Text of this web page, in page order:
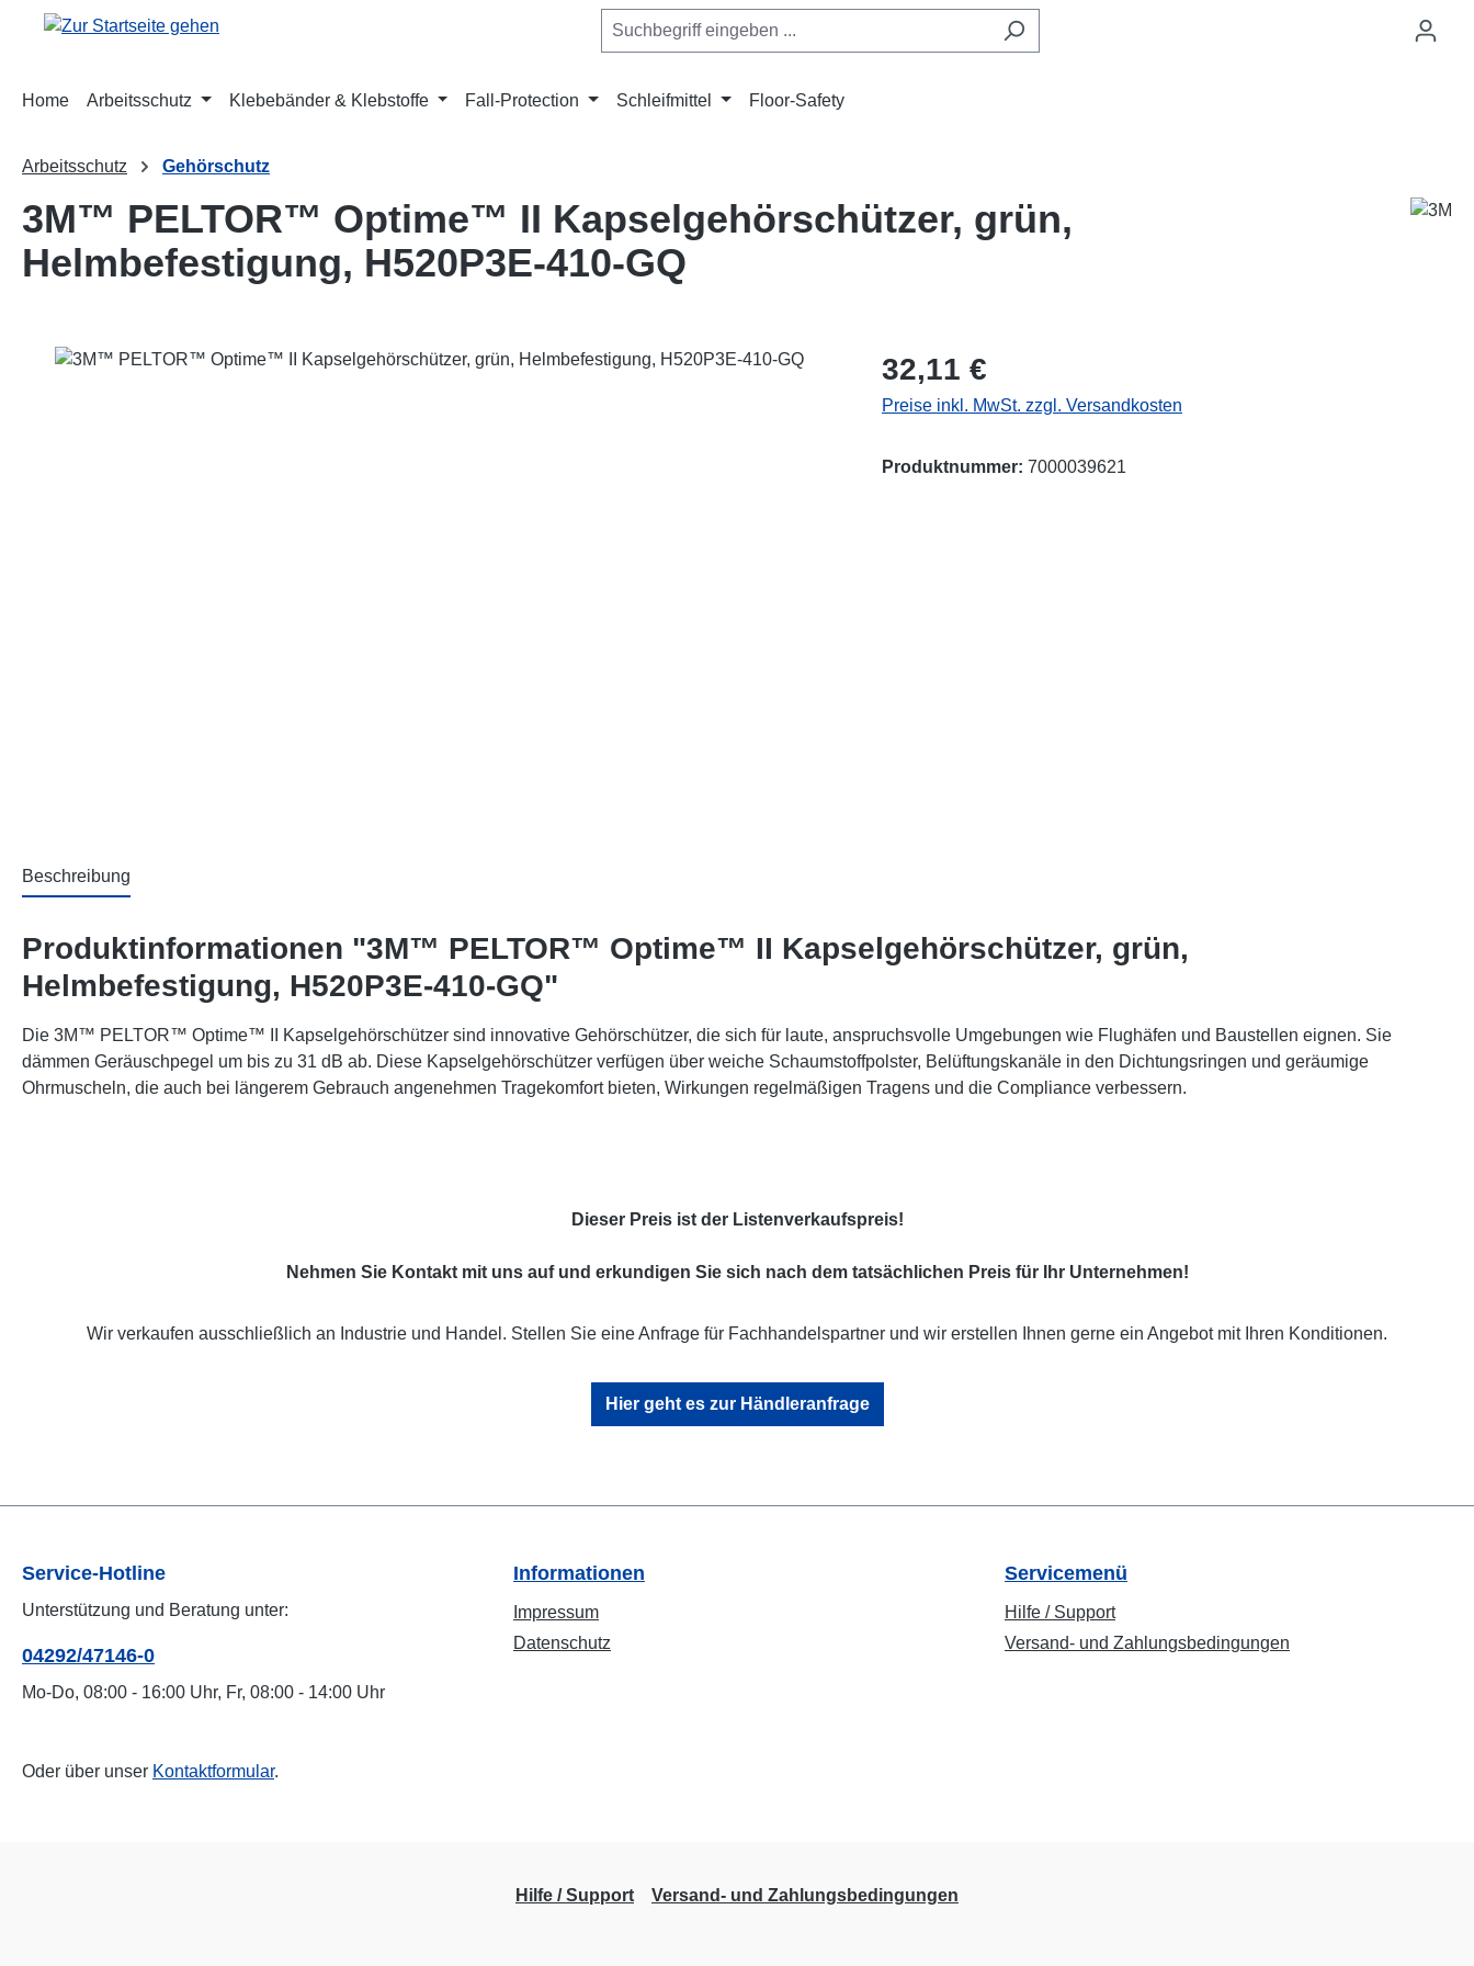
Hauptinhalt springen
Zur Suche springen
Zur Hauptnavigation springen
Home Arbeitsschutz Klebebänder & Klebstoffe Fall-Protection Schleifmittel Floor-Safety
Arbeitsschutz Gehörschutz
3M™ PELTOR™ Optime™ II Kapselgehörschützer, grün,
Helmbefestigung, H520P3E-410-GQ
Bildergalerie überspringen Regulärer Preis:
32,11 €
Preise inkl. MwSt. zzgl. Versandkosten
Produktnummer: 7000039621
Beschreibung
Produktinformationen "3M™ PELTOR™ Optime™ II Kapselgehörschützer, grün,
Helmbefestigung, H520P3E-410-GQ"
Die 3M™ PELTOR™ Optime™ II Kapselgehörschützer sind innovative Gehörschützer, die sich für laute, anspruchsvolle Umgebungen wie Flughäfen und Baustellen eignen. Sie
dämmen Geräuschpegel um bis zu 31 dB ab. Diese Kapselgehörschützer verfügen über weiche Schaumstoffpolster, Belüftungskanäle in den Dichtungsringen und geräumige
Ohrmuscheln, die auch bei längerem Gebrauch angenehmen Tragekomfort bieten, Wirkungen regelmäßigen Tragens und die Compliance verbessern.
Dieser Preis ist der Listenverkaufspreis!
Nehmen Sie Kontakt mit uns auf und erkundigen Sie sich nach dem tatsächlichen Preis für Ihr Unternehmen!
Wir verkaufen ausschließlich an Industrie und Handel. Stellen Sie eine Anfrage für Fachhandelspartner und wir erstellen Ihnen gerne ein Angebot mit Ihren Konditionen.
Hier geht es zur Händleranfrage
Service-Hotline
Unterstützung und Beratung unter:
04292/47146-0
Mo-Do, 08:00 - 16:00 Uhr, Fr, 08:00 - 14:00 Uhr
Oder über unser Kontaktformular.
Informationen
Impressum
Datenschutz
Servicemenü
Hilfe / Support
Versand- und Zahlungsbedingungen
Hilfe / Support Versand- und Zahlungsbedingungen